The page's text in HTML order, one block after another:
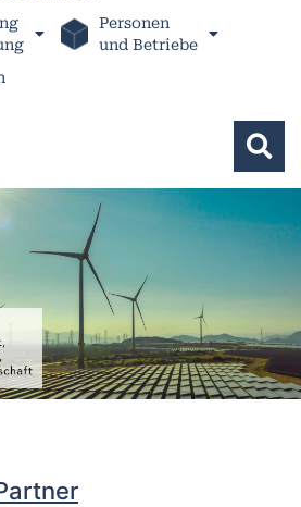
Personen
und Betriebe